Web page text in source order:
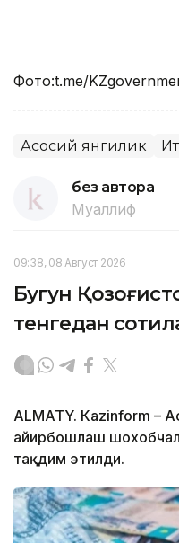
Фото:t.me/
Асосий янгилик
без автора
Муаллиф
09:38, 08 Август 2026
Бугун
тенгедан
ALMATY. Кazinform –
айирбошлаш
тақдим этилди.